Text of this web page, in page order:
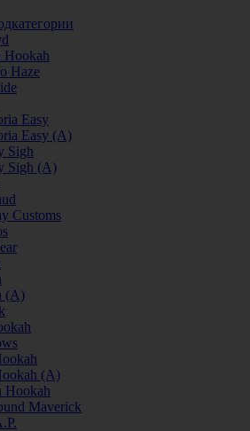
Hookah
Haze
Easy
Easy (А)
Sigh
Sigh (А)
Customs
(А)
(А)
Hookah
Maverick